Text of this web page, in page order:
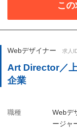
こ
Webデザイナー 求人
Art Director／
企業
職種
Webデ
ージャ